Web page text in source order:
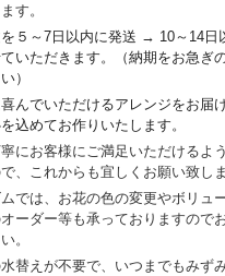
す。
を５～7日以内に発送 → 10～14日
いただきます。（納期をお急ぎ
）
んでいただけるアレンジをお届
込めてお作りいたします。
にお客様にご満足いただけるよ
、これからも宜しくお願い致しま
では、お花の色の変更やボリュ
ーダー等も承っておりますので
。
替えが不要で、いつまでもみず